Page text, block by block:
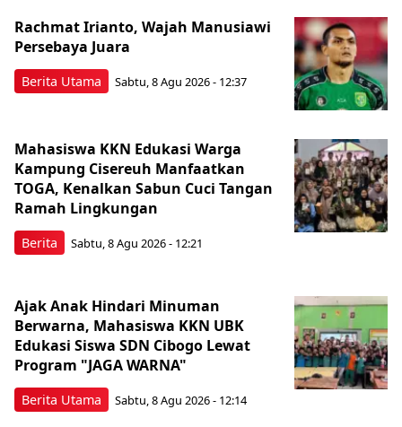
Berita Utama
Rachmat Irianto, Wajah Manusiawi
Persebaya Juara
Sabtu, 8 Agu 2026 - 12:37
Berita
Mahasiswa KKN Edukasi Warga
Kampung Cisereuh Manfaatkan
TOGA, Kenalkan Sabun Cuci Tangan
Ramah Lingkungan
Sabtu, 8 Agu 2026 - 12:21
Berita Utama
Ajak Anak Hindari Minuman
Berwarna, Mahasiswa KKN UBK
Edukasi Siswa SDN Cibogo Lewat
Program "JAGA WARNA"
Sabtu, 8 Agu 2026 - 12:14